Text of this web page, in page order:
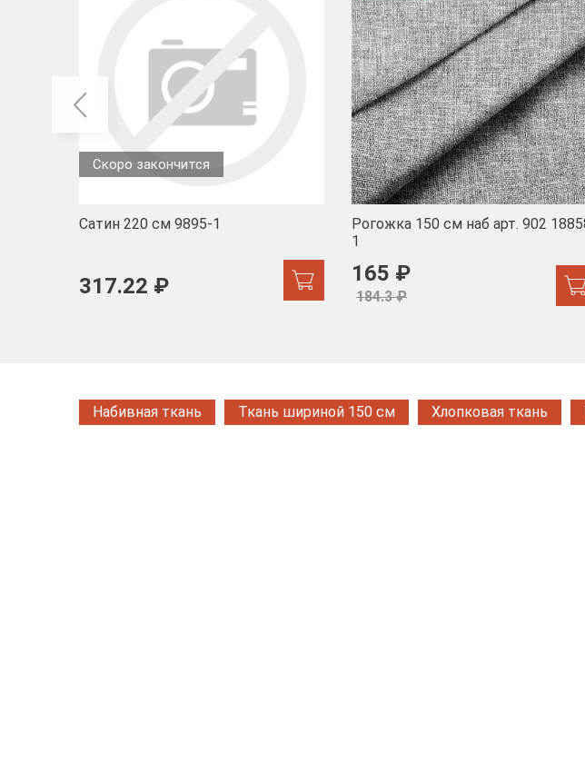
Скоро закончится
Сатин 220 см 9895-1
317.22 ₽
Рогожка 150 см наб арт. 902
1
165 ₽
184.3 ₽
Набивная ткань Ткань шириной 150 см Хлопковая ткань